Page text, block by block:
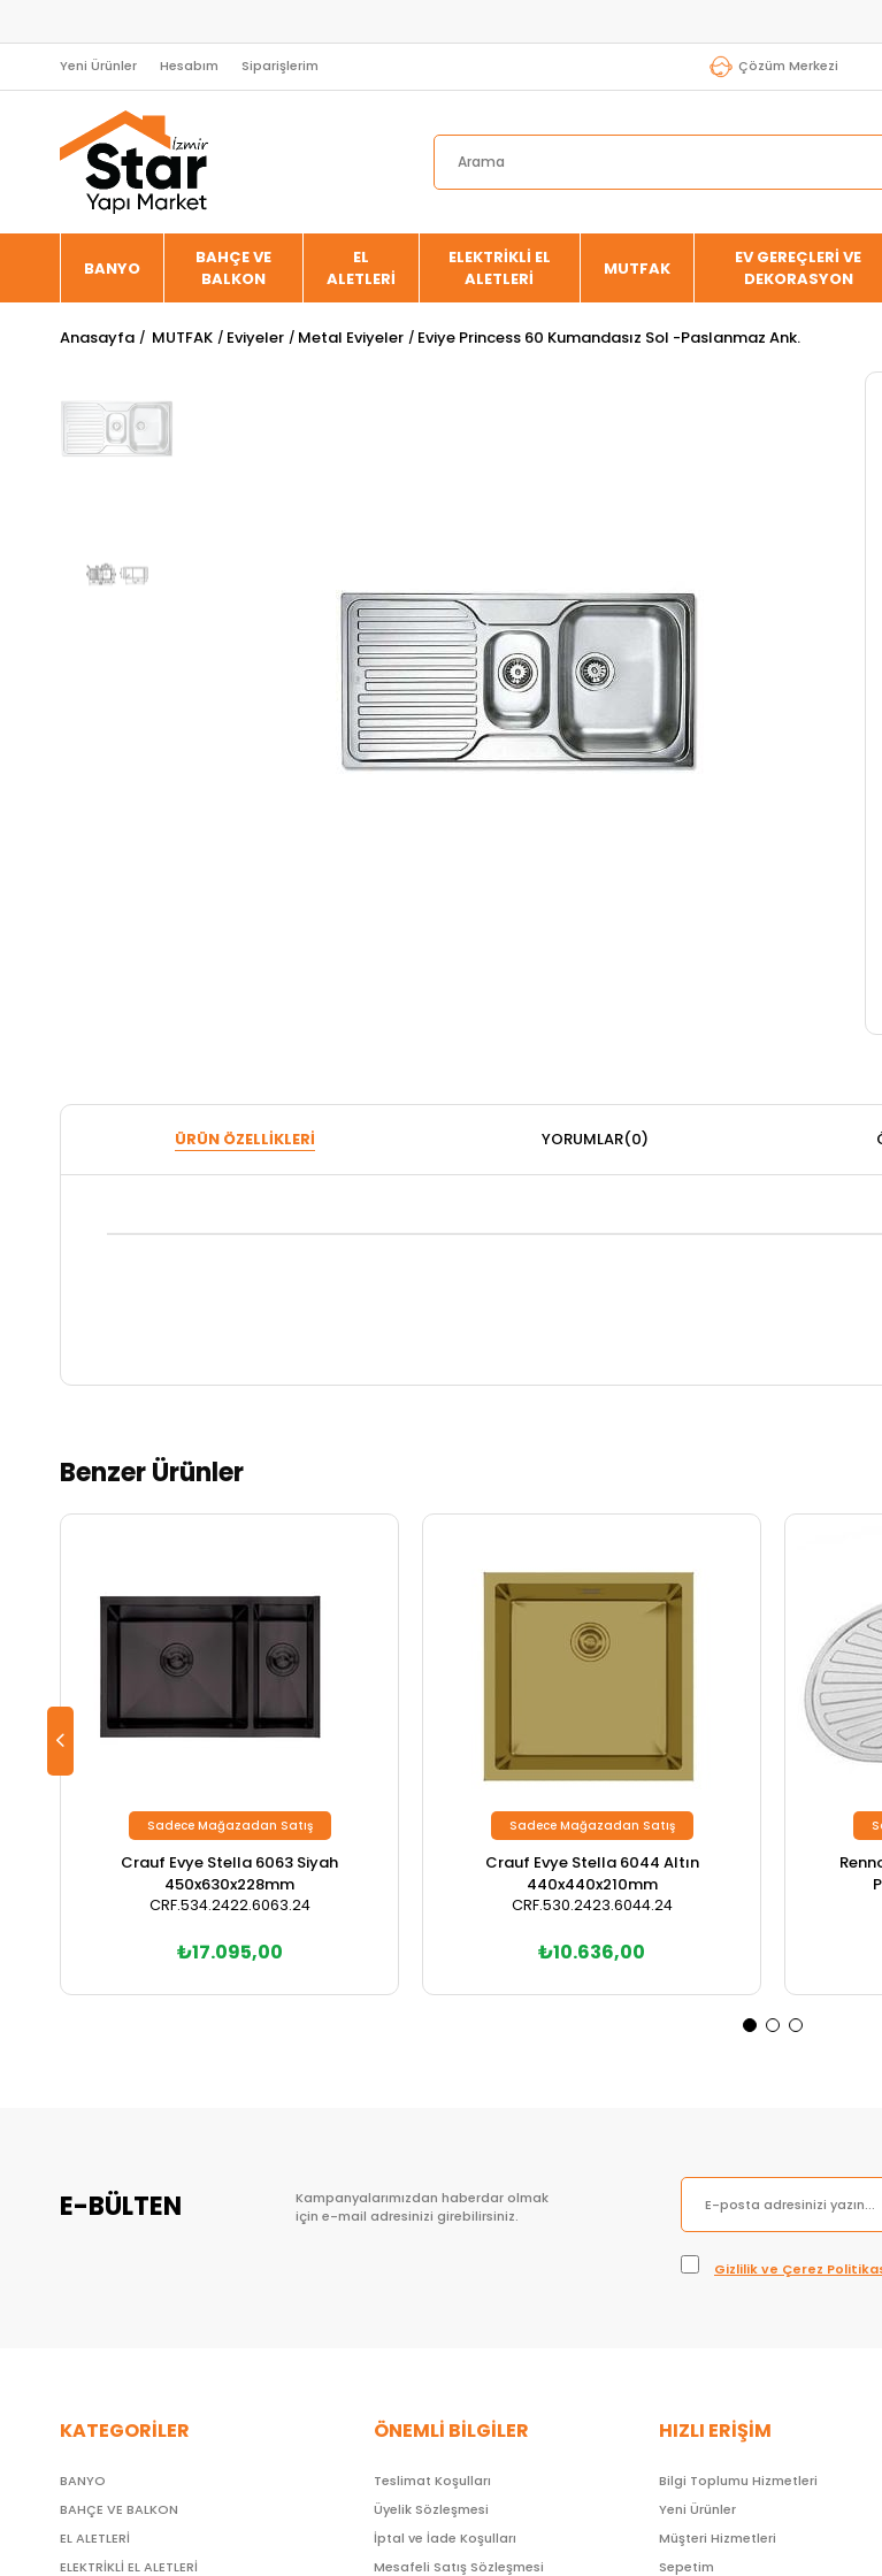
Yeni Ürünler Hesabım Siparişlerim Çözüm Merkezi
BANYO
BAHÇE VE
BALKON
EL
ALETLERİ
ELEKTRİKLİ EL
ALETLERİ
MUTFAK
EV GEREÇLERİ VE
DEKORASYON
Anasayfa MUTFAK Eviyeler Metal Eviyeler Eviye Princess 60 Kumandasız Sol -Paslanmaz Ank.
ÜRÜN ÖZELLIKLERI YORUMLAR(0)
Benzer Ürünler
Crauf Evye Stella 6063 Siyah
450x630x228mm
CRF.534.2422.6063.24
₺17.095,00
Sadece Mağazadan Satış
Crauf Evye Stella 6044 Altın
440x440x210mm
CRF.530.2423.6044.24
₺10.636,00
Sadece Mağazadan Satış
E-BÜLTEN
Kampanyalarımızdan haberdar olmak
için e-mail adresinizi girebilirsiniz.
Gizlilik ve Çerez
KATEGORİLER
BANYO
BAHÇE VE BALKON
EL ALETLERİ
ELEKTRİKLİ EL ALETLERİ
ÖNEMLİ BİLGİLER
Teslimat Koşulları
Üyelik Sözleşmesi
İptal ve İade Koşulları
Mesafeli Satış Sözleşmesi
HIZLI ERİŞİM
Bilgi Toplumu Hizmetleri
Yeni Ürünler
Müşteri Hizmetleri
Sepetim